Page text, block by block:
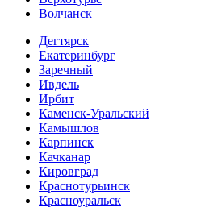
Волчанск
Дегтярск
Екатеринбург
Заречный
Ивдель
Ирбит
Каменск-Уральский
Камышлов
Карпинск
Качканар
Кировград
Краснотурьинск
Красноуральск